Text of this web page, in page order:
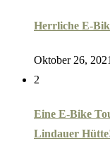
Herrliche E-
Oktober 26, 2021
2
Eine E-Bike
Lindauer